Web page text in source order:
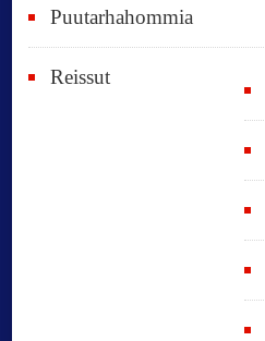
Puutarhahommia
Reissut